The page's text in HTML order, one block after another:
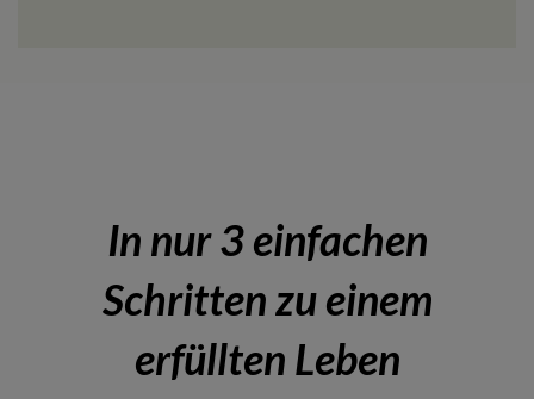
In nur 3 einfachen
Schritten zu einem
erfüllten Leben